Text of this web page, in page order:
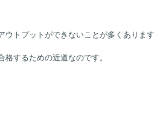
トプットができないことが多くあり
するための近道なのです。